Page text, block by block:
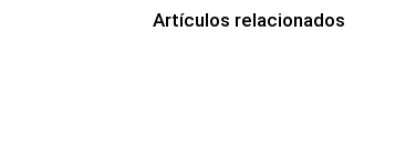
Artículos relacionados